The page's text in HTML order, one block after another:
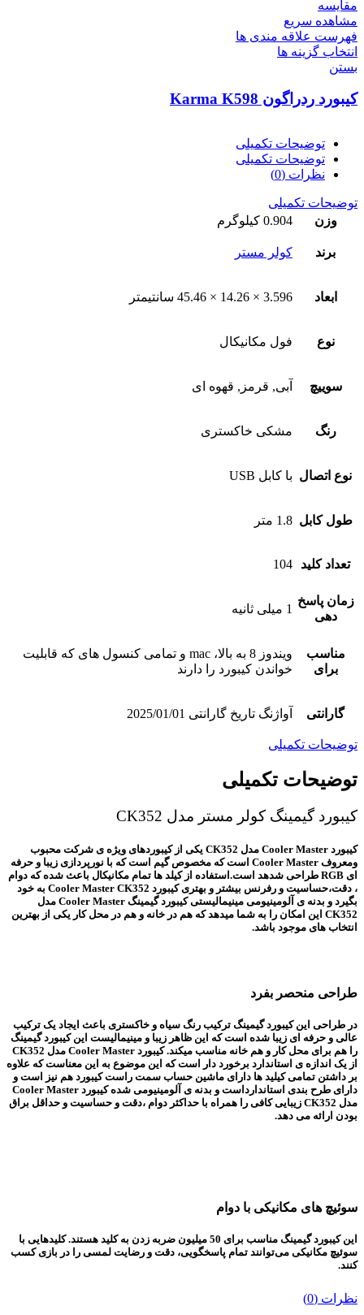
مقایسه
مشاهده سریع
فهرست علاقه مندی ها
انتخاب گزینه ها
بستن
کیبورد ردراگون Karma K598
توضیحات تکمیلی
توضیحات تکمیلی
نظرات (0)
توضیحات تکمیلی
وزن
0.904 کیلوگرم
برند کولر مستر
ابعاد 3.596 × 14.26 × 45.46 سانتیمتر
نوع فول مکانیکال
سوییچ آبی, قرمز, قهوه ای
رنگ مشکی خاکستری
نوع اتصال با کابل USB
طول کابل 1.8 متر
تعداد کلید 104
زمان پاسخ
دهی
1 میلی ثانیه
مناسب
برای
ویندوز 8 به بالا، mac و تمامی کنسول های که قابلیت
خواندن کیبورد را دارند
گارانتی آواژنگ تاریخ گارانتی 2025/01/01
توضیحات تکمیلی
توضیحات تکمیلی
کیبورد گیمینگ کولر مستر مدل CK352
کیبورد Cooler Master مدل CK352 یکی از کیبوردهای ویژه ی شرکت محبوب
ومعروف Cooler ‌Master است که مخصوص گیم است که با نورپردازی زیبا و حرفه
ای RGB طراحی شدهد است.استفاده از کیلد ها تمام مکانیکال باعث شده که دوام
، دقت،حساسیت و رفرنس بیشتر و بهتری کیبورد Cooler Master CK352 به خود
بگیرد و بدنه ی آلومینیومی مینیمالیستی کیبورد گیمینگ Cooler Master مدل
CK352 این امکان را به شما میدهد که هم در خانه و هم در محل کار یکی از بهترین
انتخاب های موجود باشد.
طراحی منحصر بفرد
در طراحی این کیبورد گیمینگ ترکیب رنگ سیاه و خاکستری باعث ایجاد یک ترکیب
عالی و حرفه ای زیبا شده است که این ظاهر زیبا و مینیمالیست این کیبورد گیمینگ
را هم برای محل کار و هم خانه مناسب میکند. کیبورد Cooler Master مدل CK352
از یک اندازه ی استاندارد برخورد دار است که این موضوع به این معناست که علاوه
بر داشتن تمامی کیلید ها دارای ماشین حساب سمت راست کیبورد هم نیز است و
دارای طرح بندی استاندارداست و بدنه ی آلومینیومی شده کیبورد Cooler Master
مدل CK352 زیبایی کافی را همراه با حداکثر دوام ،دقت و حساسیت و حداقل براق
بودن ارائه می دهد.
سوئیچ های مکانیکی با دوام
این کیبورد گیمینگ مناسب برای 50 میلیون ضربه زدن به کلید هستند. کلیدهایی با
سوئیچ مکانیکی می‌توانند تمام پاسخگویی، دقت و رضایت لمسی را در بازی کسب
کنند.
نظرات (0)